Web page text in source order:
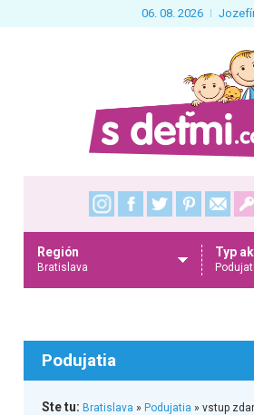
06. 08. 2026
Región
Bratislava
Typ
Podujatia
Ste tu: Bratislava » Podujatia » vstup